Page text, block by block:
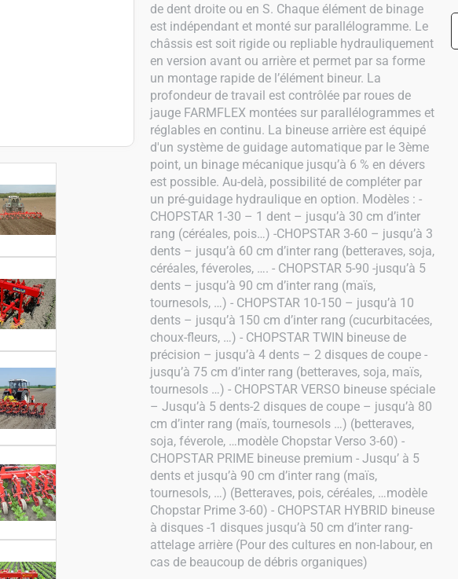
de dent droite ou en S. Chaque élément de binage
est indépendant et monté sur parallélogramme. Le
châssis est soit rigide ou repliable hydrauliquement
en version avant ou arrière et permet par sa forme
un montage rapide de l’élément bineur. La
profondeur de travail est contrôlée par roues de
jauge FARMFLEX montées sur parallélogrammes et
réglables en continu. La bineuse arrière est équipé
d'un système de guidage automatique par le 3ème
point, un binage mécanique jusqu’à 6 % en dévers
est possible. Au-delà, possibilité de compléter par
un pré-guidage hydraulique en option. Modèles : -
CHOPSTAR 1-30 – 1 dent – jusqu’à 30 cm d’inter
rang (céréales, pois…) -CHOPSTAR 3-60 – jusqu’à 3
dents – jusqu’à 60 cm d’inter rang (betteraves, soja,
céréales, féveroles, …. - CHOPSTAR 5-90 -jusqu’à 5
dents – jusqu’à 90 cm d’inter rang (maïs,
tournesols, …) - CHOPSTAR 10-150 – jusqu’à 10
dents – jusqu’à 150 cm d’inter rang (cucurbitacées,
choux-fleurs, …) - CHOPSTAR TWIN bineuse de
précision – jusqu’à 4 dents – 2 disques de coupe -
jusqu’à 75 cm d’inter rang (betteraves, soja, maïs,
tournesols …) - CHOPSTAR VERSO bineuse spéciale
– Jusqu’à 5 dents-2 disques de coupe – jusqu’à 80
cm d’inter rang (maïs, tournesols …) (betteraves,
soja, féverole, …modèle Chopstar Verso 3-60) -
CHOPSTAR PRIME bineuse premium - Jusqu’ à 5
dents et jusqu’à 90 cm d’inter rang (maïs,
tournesols, …) (Betteraves, pois, céréales, …modèle
Chopstar Prime 3-60) - CHOPSTAR HYBRID bineuse
à disques -1 disques jusqu’à 50 cm d’inter rang-
attelage arrière (Pour des cultures en non-labour, en
cas de beaucoup de débris organiques)